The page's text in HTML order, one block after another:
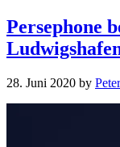
Persephone
28. Juni 2020 by Peter